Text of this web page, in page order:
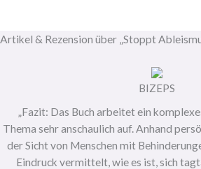
Artikel & Rezension über „Stoppt
BIZEPS
„Fazit: Das Buch arbeitet ein
Thema sehr anschaulich auf. Anhand
der Sicht von Menschen mit
Eindruck vermittelt, wie es ist, sich